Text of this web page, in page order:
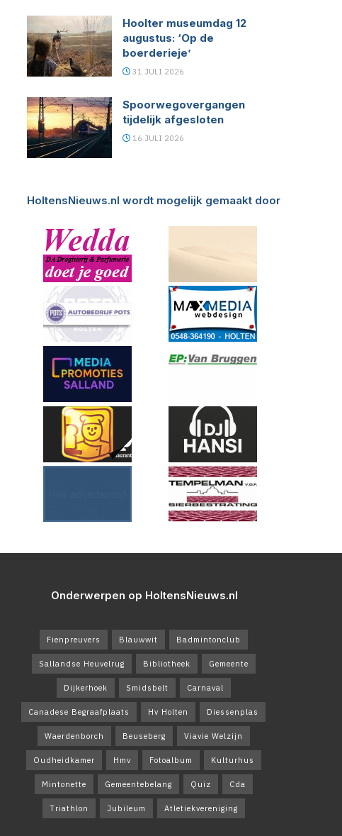
Hoolter museumdag 12
augustus: ‘Op de
boerderieje’
31 JULI 2026
Spoorwegovergangen
tijdelijk afgesloten
16 JULI 2026
HoltensNieuws.nl wordt mogelijk gemaakt door
Onderwerpen op HoltensNieuws.nl
Fienpreuvers Blauwwit Badmintonclub
Sallandse Heuvelrug Bibliotheek Gemeente
Dijkerhoek Smidsbelt Carnaval
Canadese Begraafplaats Hv Holten Diessenplas
Waerdenborch Beuseberg Viavie Welzijn
Oudheidkamer Hmv Fotoalbum Kulturhus
Mintonette Gemeentebelang Quiz Cda
Triathlon Jubileum Atletiekvereniging